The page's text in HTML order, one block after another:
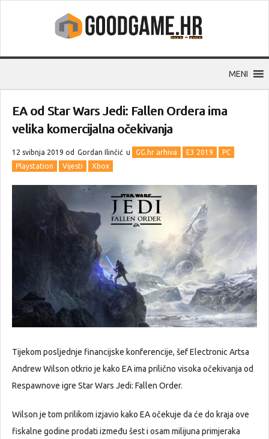
MENI
EA od Star Wars Jedi: Fallen Ordera ima
velika komercijalna očekivanja
12 svibnja 2019 od Gordan Ilinčić u GG.hr arhiva E3 2019
PC
Playstation
Vijesti Xbox
Tijekom posljednje financijske konferencije, šef Electronic Artsa
Andrew Wilson otkrio je kako EA ima prilično visoka očekivanja od
Respawnove igre Star Wars Jedi: Fallen Order.
Wilson je tom prilikom izjavio kako EA očekuje da će do kraja ove
fiskalne godine prodati između šest i osam milijuna primjeraka